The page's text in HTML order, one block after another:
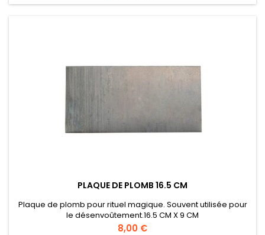
PLAQUE DE PLOMB 16.5 CM
Plaque de plomb pour rituel magique. Souvent utilisée pour
le désenvoûtement.16.5 CM X 9 CM
Preço
8,00 €